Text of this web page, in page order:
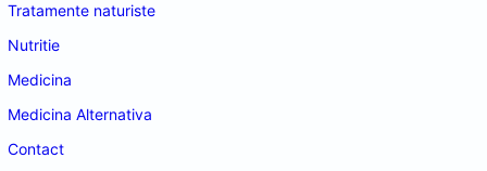
Tratamente naturiste
Nutritie
Medicina
Medicina Alternativa
Contact